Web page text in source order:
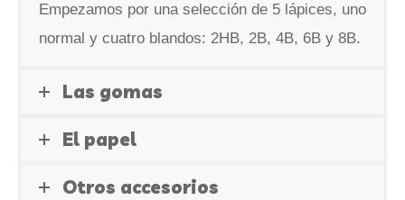
Empezamos por una selección de 5 lápices, uno
normal y cuatro blandos: 2HB, 2B, 4B, 6B y 8B.
Las gomas
El papel
Otros accesorios